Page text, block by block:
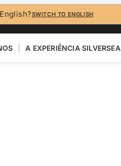
SWITCH TO ENGLISH
A EXPERIÊNCIA SILVERSEA